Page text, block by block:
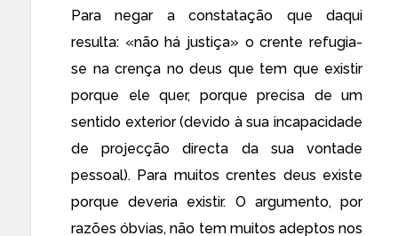
Para negar a constatação que daqui
resulta: «não há justiça» o crente refugia-
se na crença no deus que tem que existir
porque ele quer, porque precisa de um
sentido exterior (devido à sua incapacidade
de projecção directa da sua vontade
pessoal). Para muitos crentes deus existe
porque deveria existir. O argumento, por
razões óbvias, não tem muitos adeptos nos